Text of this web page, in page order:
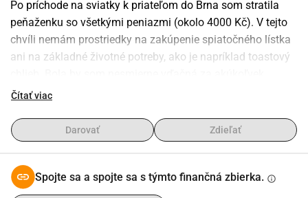
Po príchode na sviatky k priateľom do Brna som stratila
peňaženku so všetkými peniazmi (okolo 4000 Kč). V tejto
chvíli nemám prostriedky na zakúpenie spiatočného lístka
ani na základné životné potreby, ako je napríklad toastový
pomoc, ktorá mi umožní prežiť do 15., kedy dostanem
After arriving for the holidays to visit friends in Brno, I lost
the moment, I have no means to buy a return ticket or even
basic necessities like bread. I would be extremely grateful
Čítať viac
Darovať Zdieľať
Spojte sa a spojte sa s týmto finančná zbierka. info